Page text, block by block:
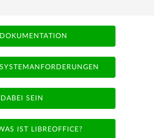
DOKUMENTATION
SYSTEMANFORDERUNGEN
DABEI SEIN
IST LIBREOFFICE?